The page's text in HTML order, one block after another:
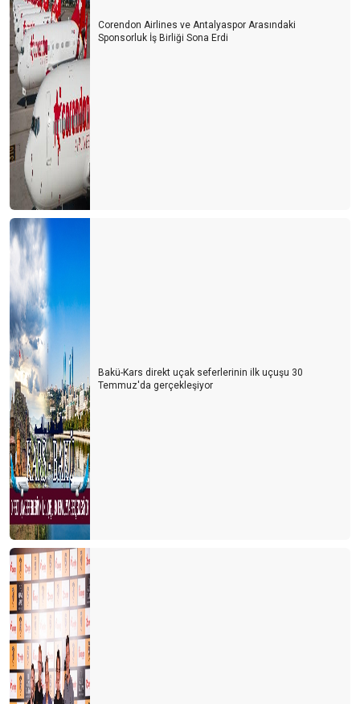
Corendon Airlines ve Antalyaspor Arasındaki
Sponsorluk İş Birliği Sona Erdi
Bakü-Kars direkt uçak seferlerinin ilk uçuşu 30
Temmuz'da gerçekleşiyor